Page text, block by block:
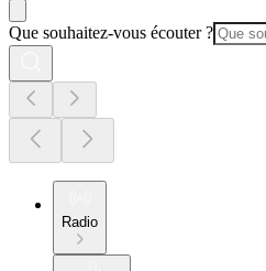
Que souhaitez-vous écouter ?
Radio